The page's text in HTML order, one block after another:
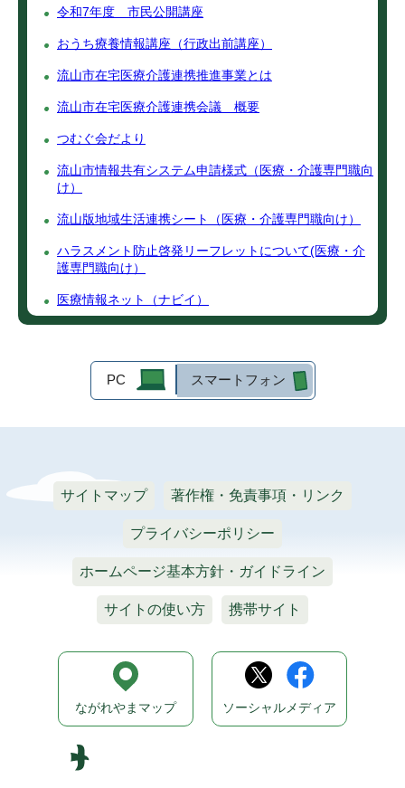
令和7年度 市民公開講座
おうち療養情報講座（行政出前講座）
流山市在宅医療介護連携推進事業とは
流山市在宅医療介護連携会議 概要
つむぐ会だより
流山市情報共有システム申請様式（医療・介護専門職向
け）
流山版地域生活連携シート（医療・介護専門職向け）
ハラスメント防止啓発リーフレットについて(医療・介
護専門職向け）
医療情報ネット（ナビイ）
PC スマートフォン
サイトマップ 著作権・免責事項・リンク
プライバシーポリシー
ホームページ基本方針・ガイドライン
サイトの使い方 携帯サイト
ながれやまマップ ソーシャルメディア